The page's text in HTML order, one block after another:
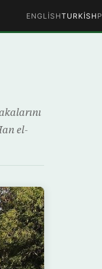
ENGLISHTURKISH
el-